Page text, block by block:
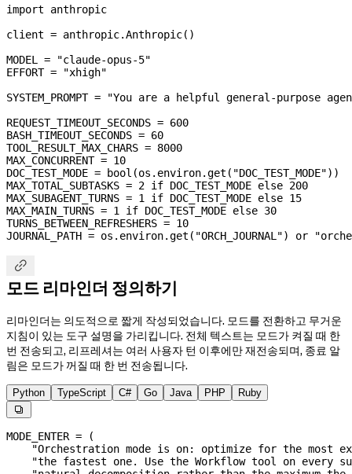
import anthropic
client = anthropic.Anthropic()
MODEL
= "claude-opus-5"
EFFORT = "xhigh"
SYSTEM_PROMPT = "You are a helpful general-purpose
REQUEST_TIMEOUT_SECONDS = 600
BASH_TIMEOUT_SECONDS = 60
TOOL_RESULT_MAX_CHARS = 8000
MAX_CONCURRENT = 10
DOC_TEST_MODE = bool (os.environ.get( "DOC_TEST_MODE"))
MAX_TOTAL_SUBTASKS = 2 if DOC_TEST_MODE else 200
MAX_SUBAGENT_TURNS = 1 if DOC_TEST_MODE else 15
MAX_MAIN_TURNS = 1 if DOC_TEST_MODE else 30
TURNS_BETWEEN_REFRESHERS = 10
JOURNAL_PATH = os.environ.get( "ORCH_JOURNAL") or

모드 리마인더 정의하기
리마인더는 의도적으로 짧게 작성되었습니다. 모드를 전환하고 무거운
지침이 있는 도구 설명을 가리킵니다. 전체 텍스트는 모드가 켜질 때 한
번 전송되고, 리프레셔는 여러 사용자 턴 이후에만 재전송되며, 종료 알
림은 모드가 꺼질 때 한 번 전송됩니다.
Python TypeScript C# Go Java PHP Ruby

MODE_ENTER = (
"Orchestration mode is on: optimize for the most
"the fastest one. Use the Workflow tool on every